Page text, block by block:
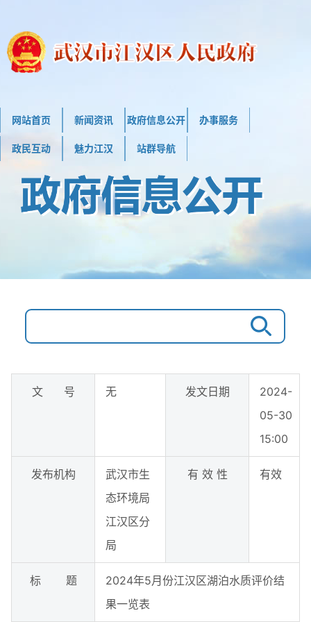
网站首页 新闻资讯 政府信息公开 办事服务
政民互动 魅力江汉 站群导航
文 号 无 发文日期
2024-
05-30
15:00
发布机构
武汉市生
态环境局
江汉区分
局
有 效 性 有效
标 题
2024年5月份江汉区湖泊水质评价结
果一览表